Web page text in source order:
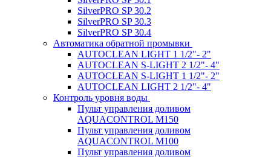
SilverPRO SP 30.2
SilverPRO SP 30.3
SilverPRO SP 30.4
Автоматика обратной промывки
AUTOCLEAN LIGHT 1 1/2"- 2"
AUTOCLEAN S-LIGHT 2 1/2"- 4"
AUTOCLEAN S-LIGHT 1 1/2"- 2"
AUTOCLEAN LIGHT 2 1/2"- 4"
Контроль уровня воды
Пульт управления доливом
AQUACONTROL M150
Пульт управления доливом
AQUACONTROL M100
Пульт управления доливом